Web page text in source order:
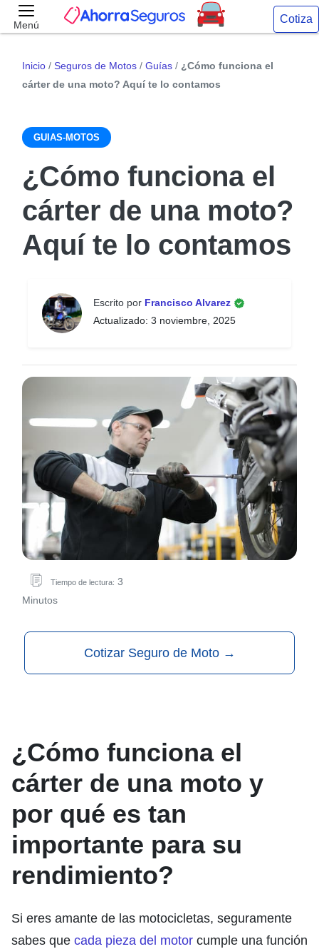
Menú Cotiza
Inicio / Seguros de Motos / Guías / ¿Cómo funciona el
cárter de una moto? Aquí te lo contamos
GUIAS-MOTOS
¿Cómo funciona el
cárter de una moto?
Aquí te lo contamos
Escrito por Francisco Alvarez
Actualizado: 3 noviembre, 2025
Tiempo de lectura: 3
Minutos
Cotizar Seguro de Moto →
¿Cómo funciona el
cárter de una moto y
por qué es tan
importante para su
rendimiento?
Si eres amante de las motocicletas, seguramente
sabes que cada pieza del motor cumple una función